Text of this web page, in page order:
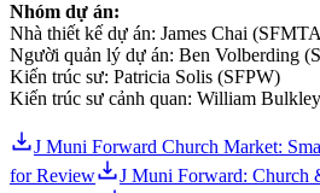
Nhóm dự án:
Nhà thiết kế dự án: James Chai
Người quản lý dự án: Ben Volberding
Kiến trúc sư: Patricia Solis (SFPW)
Kiến trúc sư cảnh quan: William Bulkley
J Muni Forward Church Market:
for Review
J Muni Forward: Church